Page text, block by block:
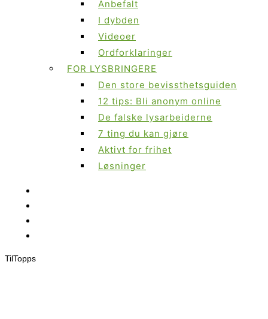
Anbefalt
I dybden
Videoer
Ordforklaringer
FOR LYSBRINGERE
Den store bevissthetsguiden
12 tips: Bli anonym online
De falske lysarbeiderne
7 ting du kan gjøre
Aktivt for frihet
Løsninger
TilTopps